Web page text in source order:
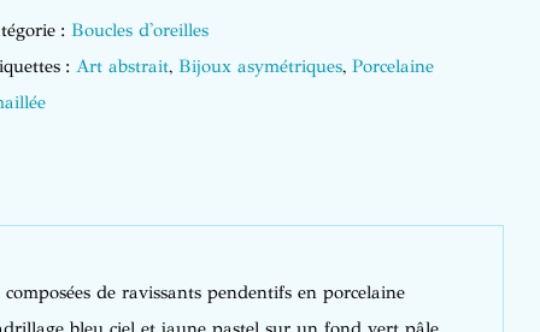
: Boucles d'oreilles
: Art abstrait, Bijoux asymétriques, Porcelaine
de ravissants pendentifs en porcelaine